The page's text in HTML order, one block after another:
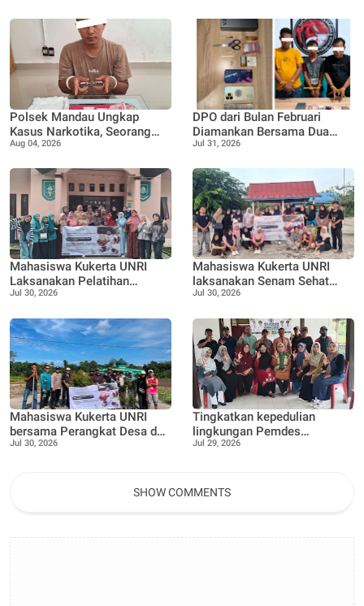
Polsek Mandau Ungkap
Kasus Narkotika, Seorang
Pria Diamankan dengan
Aug 04, 2026
DPO dari Bulan Februari
Diamankan Bersama Dua
Rekan Lainnya Terkait
Jenis Sabu
Jul 31, 2026
Mahasiswa Kukerta UNRI
Laksanakan Pelatihan
Pemanfaatan Minyak
Aromaterapi bersama Tim
Penggerak PKK Pangkalan
Nyirih
Jul 30, 2026
Mahasiswa Kukerta UNRI
laksanakan Senam Sehat
bersama Ibu ibu dan Remaja
Jul 30, 2026
Mahasiswa Kukerta UNRI
bersama Perangkat Desa dan
Bhabinkamtibmas
dan Tanaman buah Jeruk
Jul 30, 2026
Tingkatkan kepedulian
lingkungan Pemdes
Pangkalan Nyirih gelar
Jul 29, 2026
SHOW COMMENTS